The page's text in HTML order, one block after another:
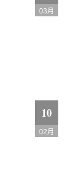
03月
10
02月